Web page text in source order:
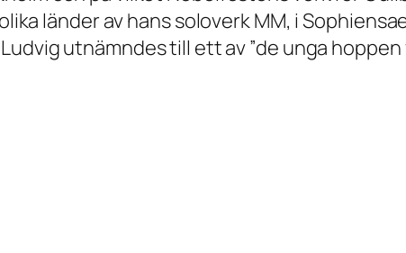
länder av hans soloverk MM, i
utnämndes till ett av ”de unga